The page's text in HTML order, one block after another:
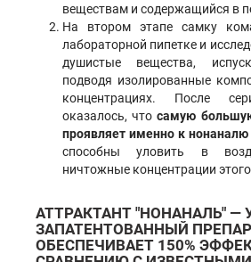
веществам и содержащийся в
На втором этапе самку
лабораторной пипетке и
душистые вещества,
подводя изолированные
концентрациях. После
оказалось, чтосамую
проявляет именно к нонаналю
способны уловить в
ничтожные концентрации
АТТРАКТАНТ "НОНАНАЛЬ"
ЗАПАТЕНТОВАННЫЙ
ОБЕСПЕЧИВАЕТ 150%